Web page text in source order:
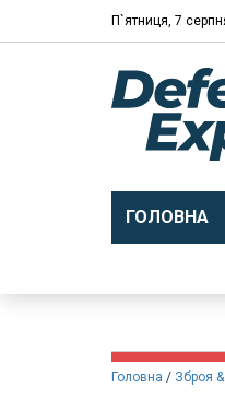
П`ятниця, 7
ГОЛОВНА
Головна Зброя &